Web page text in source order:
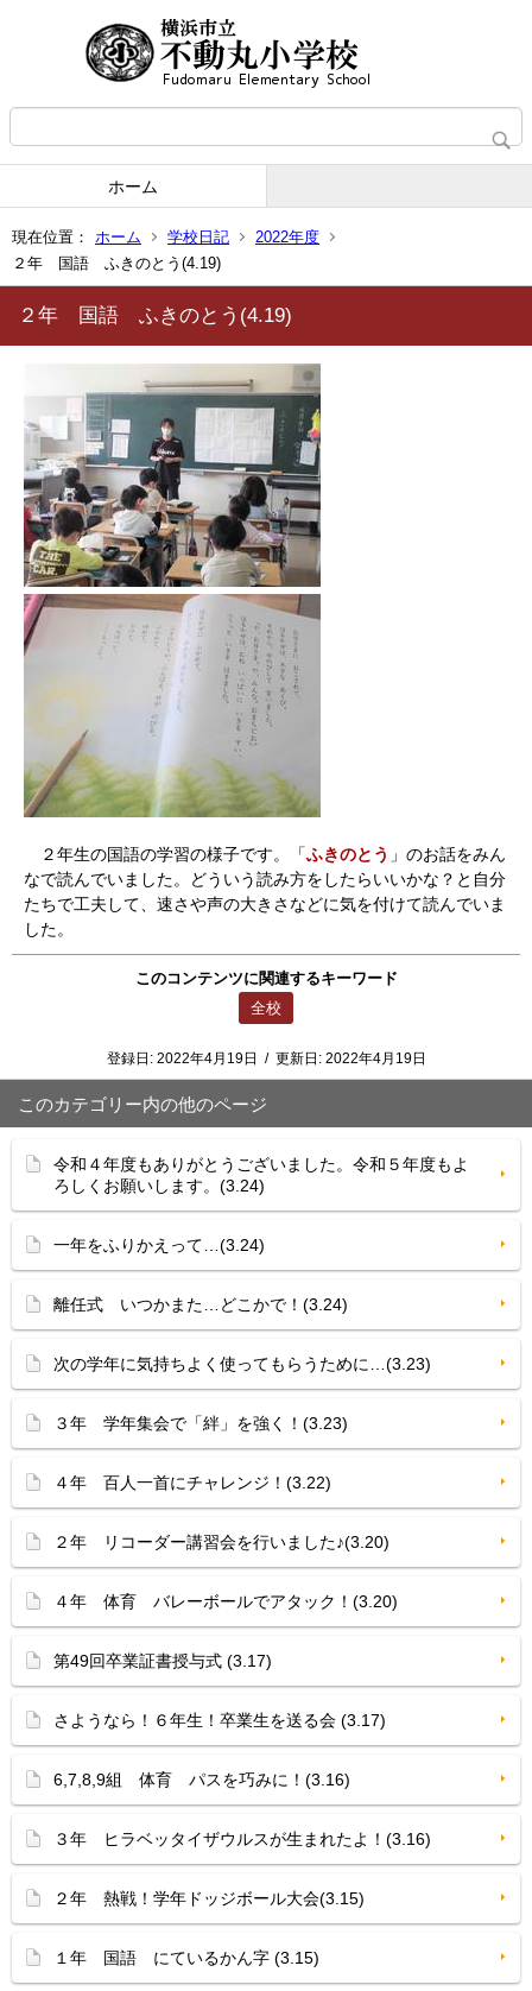
ホーム
現在位置： ホーム 学校日記
2022年度
２年 国語 ふきのとう(4.19)
２年 国語 ふきのとう(4.19)
２年生の国語の学習の様子です。「ふきのとう 」のお話をみん
なで読んでいました。どういう読み方をしたらいいかな？と自分
たちで工夫して、速さや声の大きさなどに気を付けて読んでいま
した。
このコンテンツに関連するキーワード
全校
登録日: 2022年4月19日 / 更新日: 2022年4月19日
このカテゴリー内の他のページ
令和４年度もありがとうございました。令和５年度もよ
ろしくお願いします。(3.24)
一年をふりかえって…(3.24)
離任式 いつかまた…どこかで！(3.24)
次の学年に気持ちよく使ってもらうために…(3.23)
３年 学年集会で「絆」を強く！(3.23)
４年 百人一首にチャレンジ！(3.22)
２年 リコーダー講習会を行いました♪(3.20)
４年 体育 バレーボールでアタック！(3.20)
第49回卒業証書授与式 (3.17)
さようなら！６年生！卒業生を送る会 (3.17)
6,7,8,9組 体育 パスを巧みに！(3.16)
３年 ヒラベッタイザウルスが生まれたよ！(3.16)
２年 熱戦！学年ドッジボール大会(3.15)
１年 国語 にているかん字 (3.15)